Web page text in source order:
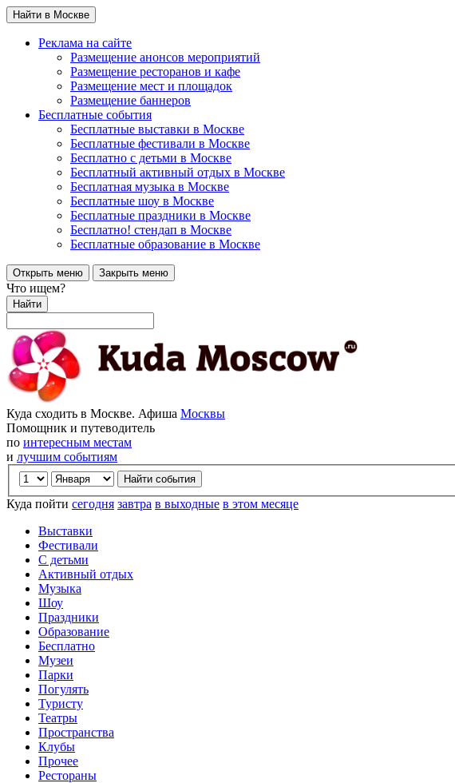
Найти в Москве
Реклама на сайте
Размещение анонсов мероприятий
Размещение ресторанов и кафе
Размещение мест и площадок
Размещение баннеров
Бесплатные события
Бесплатные выставки в Москве
Бесплатные фестивали в Москве
Бесплатно с детьми в Москве
Бесплатный активный отдых в Москве
Бесплатная музыка в Москве
Бесплатные шоу в Москве
Бесплатные праздники в Москве
Бесплатно! стендап в Москве
Бесплатные образование в Москве
Открыть меню Закрыть меню
Что ищем?
Найти
Куда сходить в Москве. Афиша Москвы
Помощник и путеводитель
по интересным местам
и лучшим событиям
Куда пойти сегодня завтра в выходные в этом месяце
Выставки
Фестивали
С детьми
Активный отдых
Музыка
Шоу
Праздники
Образование
Бесплатно
Музеи
Парки
Погулять
Туристу
Театры
Пространства
Клубы
Прочее
Рестораны